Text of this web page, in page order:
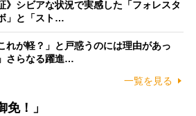
》シビアな状況で実感した「フォレスタ
」と「スト…
れが軽？」と戸惑うのには理由があっ
さらなる躍進…
一覧を見る
！」